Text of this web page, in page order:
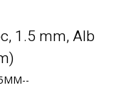
1.5 mm, Alb